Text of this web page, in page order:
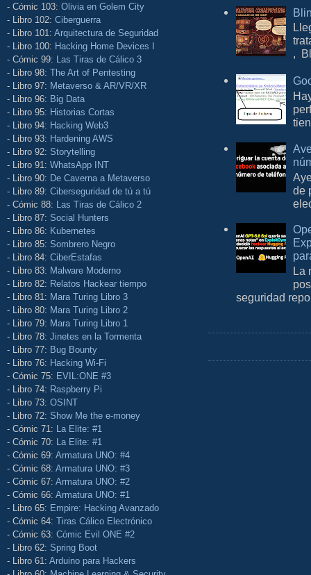
- Cómic 103: Olivia en Golem City
- Libro 102: Ciberguerra
- Libro 101: Arquitectura de Seguridad
- Libro 100: Hacking Home Devices I
- Cómic 99: Las Tiras de Cálico 3
- Libro 98: The Art of Pentesting
- Libro 97: Metaverso & AR/VR/XR
- Libro 96: Big Data
- Libro 95: Historias Cortas
- Libro 94: Hacking Web3
- Libro 93: Hardening AWS
- Libro 92: Storytelling
- Libro 91: WhatsApp INT
- Libro 90: De Caverna a Metaverso
- Libro 89: Ciberseguridad de tú a tú
- Cómic 88: Las Tiras de Cálico 2
- Libro 87: Social Hunters
- Libro 86: Kubernetes
- Libro 85: Sombrero Negro
- Libro 84: CiberEstafas
- Libro 83: Malware Moderno
- Libro 82: Relatos Hackear tiempo
- Libro 81: Mara Turing Libro 3
- Libro 80: Mara Turing Libro 2
- Libro 79: Mara Turing Libro 1
- Libro 78: Jinetes en la Tormenta
- Libro 77: Bug Bounty
- Libro 76: Hacking Wi-Fi
- Cómic 75: EVIL:ONE #3
- Libro 74: Raspberry Pi
- Libro 73: OSINT
- Libro 72: Show Me the e-money
- Cómic 71: La Elite: #1
- Cómic 70: La Elite: #1
- Cómic 69: Armatura UNO: #4
- Cómic 68: Armatura UNO: #3
- Cómic 67: Armatura UNO: #2
- Cómic 66: Armatura UNO: #1
- Libro 65: Empire: Hacking Avanzado
- Cómic 64: Tiras Cálico Electrónico
- Cómic 63: Cómic Evil ONE #2
- Libro 62: Spring Boot
- Libro 61: Arduino para Hackers
,
de
La
seguridad